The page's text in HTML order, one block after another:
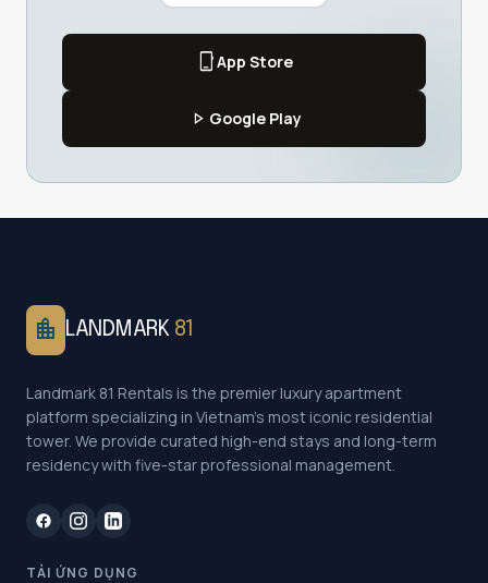
phone_iphoneApp Store
play_arrow Google Play
location_city LANDMARK 81
Landmark 81 Rentals is the premier luxury apartment
platform specializing in Vietnam's most iconic residential
tower. We provide curated high-end stays and long-term
residency with five-star professional management.
TẢI ỨNG DỤNG